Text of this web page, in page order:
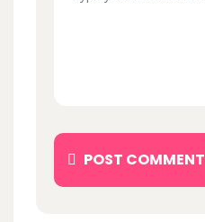
POST COMMENT